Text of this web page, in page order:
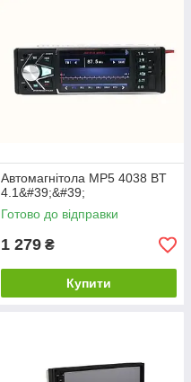
Автомагнітола MP5 4038 BT
4.1&#39;&#39;
Готово до відправки
1 279 ₴
Купити